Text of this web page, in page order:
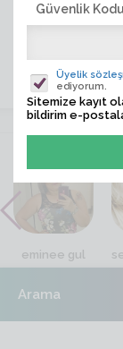
eminee gul
Arama
Güvenlik Kodu
Üyelik
ediyorum.
Sitemize kayıt
bildirim e-